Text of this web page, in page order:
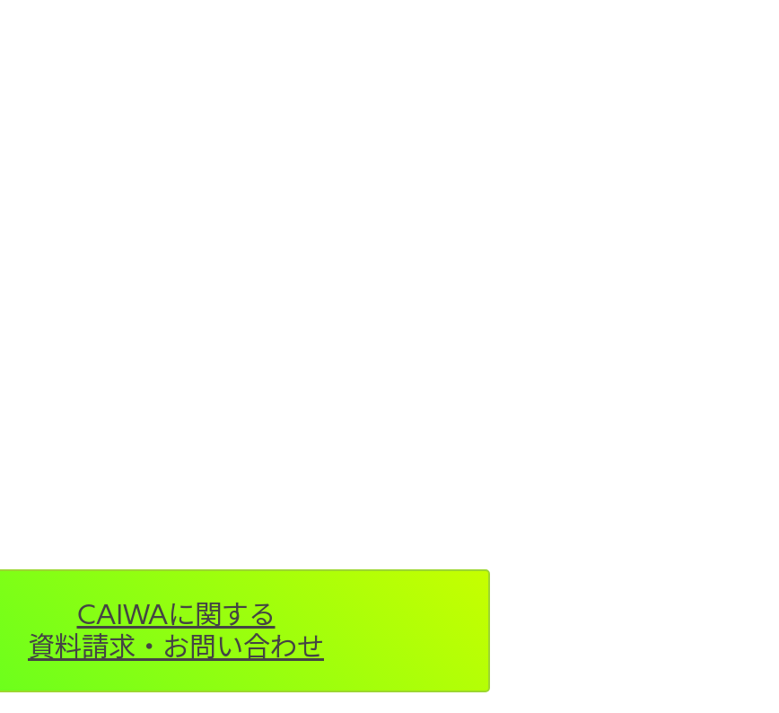
CAIWAに関する
資料請求・お問い合わせ